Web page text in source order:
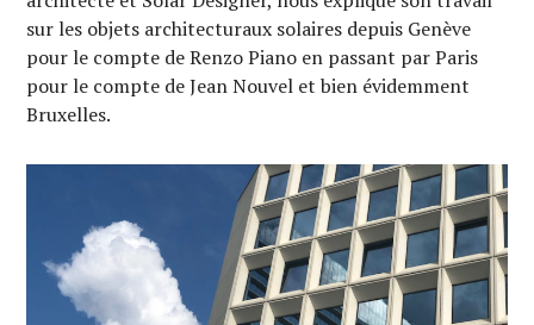
sur les objets architecturaux solaires depuis Genève
pour le compte de Renzo Piano en passant par Paris
pour le compte de Jean Nouvel et bien évidemment
Bruxelles.